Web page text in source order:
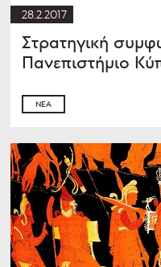
28.2.2017
Στρατηγική
Πανεπιστήμιο
ΝΈΑ